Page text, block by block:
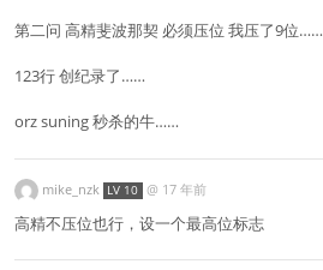
第二问 高精斐波那契 必须压位 我压了9位……
123行 创纪录了……
orz suning 秒杀的牛……
mike_nzk LV 10 @ 17 年前
高精不压位也行，设一个最高位标志